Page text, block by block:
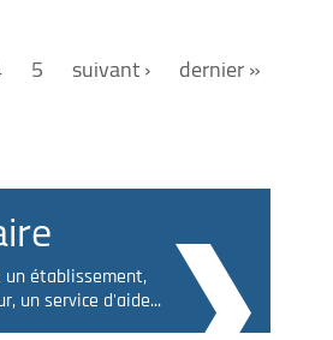
5 suivant › dernier »
un établissement,
un service d'aide...